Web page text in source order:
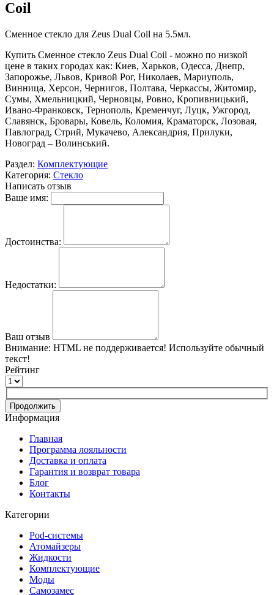
Coil
Сменное стекло для Zeus Dual Coil на 5.5мл.
Купить Сменное стекло Zeus Dual Coil - можно по низкой
цене в таких городах как: Киев, Харьков, Одесса, Днепр,
Запорожье, Львов, Кривой Рог, Николаев, Мариуполь,
Винница, Херсон, Чернигов, Полтава, Черкассы, Житомир,
Сумы, Хмельницкий, Черновцы, Ровно, Кропивницький,
Ивано-Франковск, Тернополь, Кременчуг, Луцк, Ужгород,
Славянск, Бровары, Ковель, Коломия, Краматорск, Лозовая,
Павлоград, Стрий, Мукачево, Александрия, Прилуки,
Новоград – Волинський.
Раздел: Комплектующие
Категория: Стекло
Написать отзыв
Ваше имя:
Достоинства:
Недостатки:
Ваш отзыв
Внимание: HTML не поддерживается! Используйте обычный
текст!
Рейтинг
Продолжить
Информация
Главная
Программа лояльности
Доставка и оплата
Гарантия и возврат товара
Блог
Контакты
Категории
Pod-системы
Атомайзеры
Жидкости
Комплектующие
Моды
Самозамес